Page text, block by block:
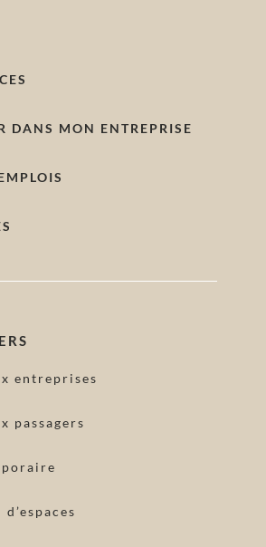
DANS MON ENTREPRISE
entreprises
passagers